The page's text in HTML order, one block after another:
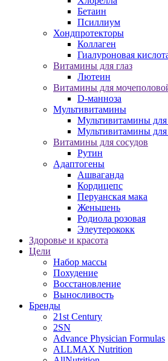
Бетаин
Псиллиум
Хондпротекторы
Коллаген
Гиалуроновая
Витамины для глаз
Лютеин
Витамины для
D-манноза
Мультивитамины
Мультивитамины
Мультивитамины
Витамины для сосудов
Рутин
Адаптогены
Ашваганда
Кордицепс
Перуанская мака
Женьшень
Родиола розовая
Элеутерококк
Здоровье и красота
Цели
Набор массы
Похудение
Восстановление
Выносливость
Бренды
21st Century
2SN
Advance Physician Formulas
ALLMAX Nutrition